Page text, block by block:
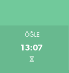
ÖĞLE
13:07